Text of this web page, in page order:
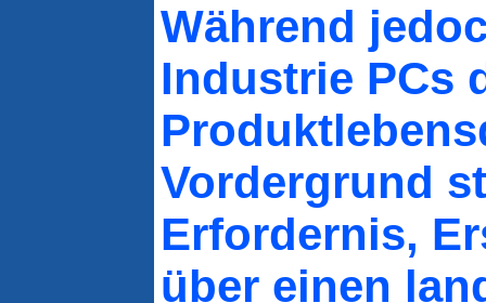
Während
Industrie PCs
Vordergrund
Erfordernis,
über einen